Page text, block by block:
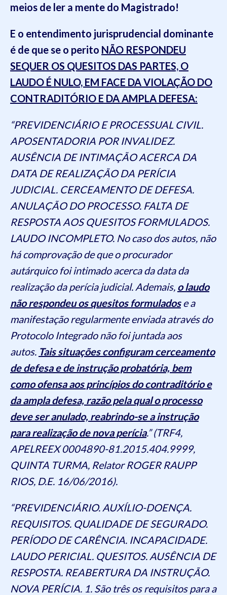
meios de ler a mente do Magistrado!
E o entendimento jurisprudencial dominante
é de que se o perito NÃO RESPONDEU
SEQUER OS QUESITOS DAS PARTES, O
LAUDO É NULO, EM FACE DA VIOLAÇÃO DO
CONTRADITÓRIO E DA AMPLA DEFESA:
“PREVIDENCIÁRIO E PROCESSUAL CIVIL.
APOSENTADORIA POR INVALIDEZ.
AUSÊNCIA DE INTIMAÇÃO ACERCA DA
DATA DE REALIZAÇÃO DA PERÍCIA
JUDICIAL. CERCEAMENTO DE DEFESA.
ANULAÇÃO DO PROCESSO. FALTA DE
RESPOSTA AOS QUESITOS FORMULADOS.
LAUDO INCOMPLETO. No caso dos autos, não
há comprovação de que o procurador
autárquico foi intimado acerca da data da
realização da perícia judicial. Ademais, o laudo
não respondeu os quesitos formuladose a
manifestação regularmente enviada através do
Protocolo Integrado não foi juntada aos
autos. Tais situações configuram cerceamento
de defesa e de instrução probatória, bem
como ofensa aos princípios do contraditório e
da ampla defesa, razão pela qual o processo
deve ser anulado, reabrindo-se a instrução
para realização de nova perícia.” (TRF4,
APELREEX 0004890-81.2015.404.9999,
QUINTA TURMA, Relator ROGER RAUPP
RIOS, D.E. 16/06/2016).
“PREVIDENCIÁRIO. AUXÍLIO-DOENÇA.
REQUISITOS. QUALIDADE DE SEGURADO.
PERÍODO DE CARÊNCIA. INCAPACIDADE.
LAUDO PERICIAL. QUESITOS. AUSÊNCIA DE
RESPOSTA. REABERTURA DA INSTRUÇÃO.
NOVA PERÍCIA. 1. São três os requisitos para a